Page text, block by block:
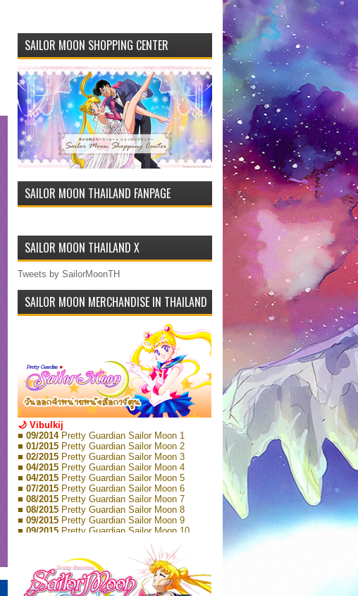
SAILOR MOON SHOPPING CENTER
SAILOR MOON THAILAND FANPAGE
SAILOR MOON THAILAND X
Tweets by SailorMoonTH
SAILOR MOON MERCHANDISE IN THAILAND
🌙 Vibulkij
■ 09/2014 Pretty Guardian Sailor Moon 1
■ 01/2015 Pretty Guardian Sailor Moon 2
■ 02/2015 Pretty Guardian Sailor Moon 3
■ 04/2015 Pretty Guardian Sailor Moon 4
■ 04/2015 Pretty Guardian Sailor Moon 5
■ 07/2015 Pretty Guardian Sailor Moon 6
■ 08/2015 Pretty Guardian Sailor Moon 7
■ 08/2015 Pretty Guardian Sailor Moon 8
■ 09/2015 Pretty Guardian Sailor Moon 9
■ 09/2015 Pretty Guardian Sailor Moon 10
Pretty Guardian Sailor Moon 11
Pretty Guardian Sailor Moon 12
Pretty Guardian Sailor Moon Short
Stories 1
■ 09/2018Pretty Guardian Sailor Moon Short